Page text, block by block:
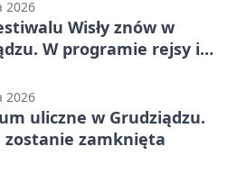
2026
Wisły znów w
W programie rejsy i
2026
uliczne w Grudziądzu.
zostanie zamknięta